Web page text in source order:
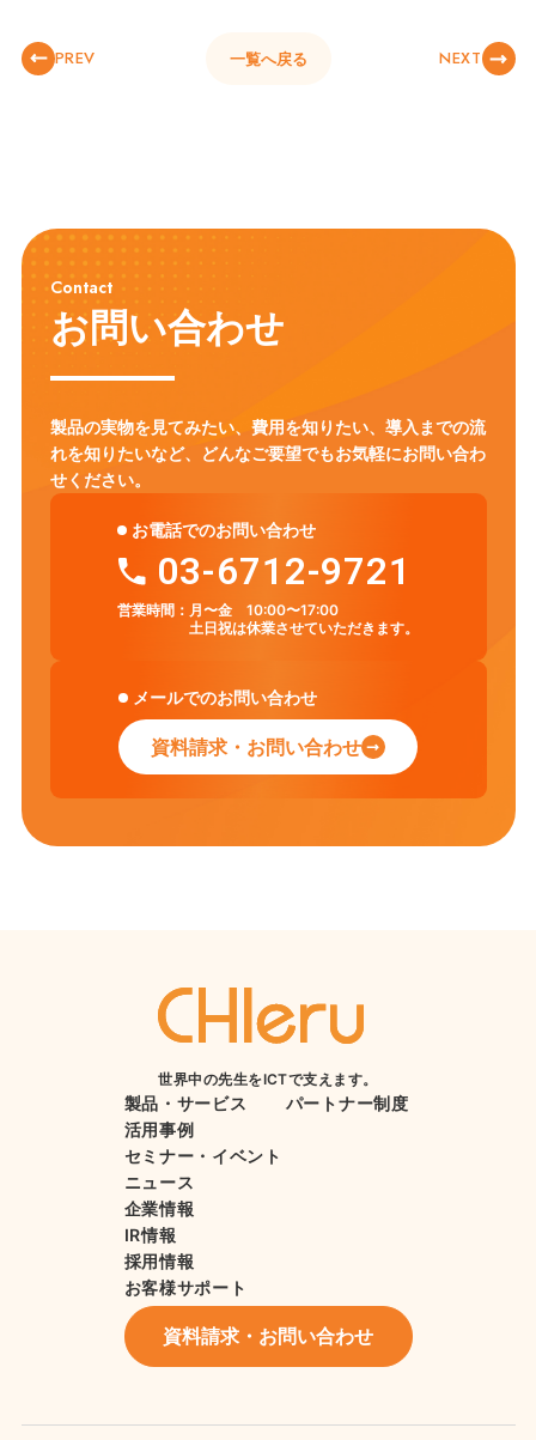
PREV 一覧へ戻る NEXT
Contact
お問い合わせ
製品の実物を見てみたい、費用を知りたい、導入までの流
れを知りたいなど、
どんなご要望でもお気軽にお問い合わ
せください。
お電話でのお問い合わせ
03-6712-9721
営業時間： 月〜金 10:00〜17:00
土日祝は休業させていただきます。
メールでのお問い合わせ
資料請求・お問い合わせ
世界中の先生をICTで支えます。
製品・サービス
活用事例
セミナー・イベント
ニュース
企業情報
IR情報
採用情報
お客様サポート
パートナー制度
資料請求・お問い合わせ